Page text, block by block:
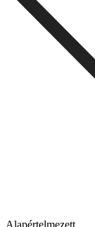
Alapértelmezett